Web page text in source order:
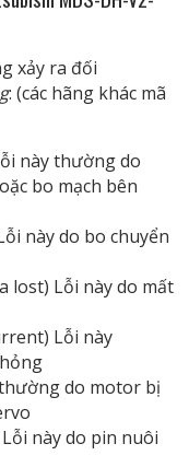
xảy ra đối
: (các hãng khác mã
này thường do
bo mạch bên
này do bo chuyển
lost) Lỗi này do mất
Lỗi này
do motor bị
này do pin nuôi